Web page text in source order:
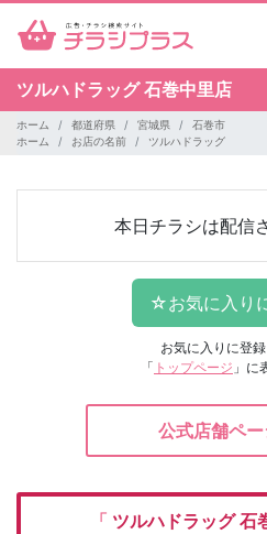
ツルハドラッグ石巻中里店
ホーム 都道府県 宮城県
石巻市
ホーム
お店の名前 ツルハドラッグ
本日チラシは配信
お気に入りに登
「 トップページ 」に
公式店舗ペー
「 ツルハドラッグ石